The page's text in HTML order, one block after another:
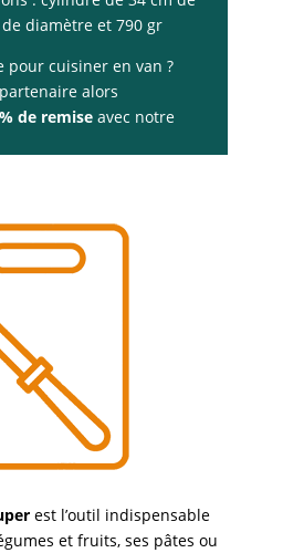
diamètre et 790 gr
pour cuisiner en van ?
alors
de remiseavec notre
est l’outil indispensable
et fruits, ses pâtes ou